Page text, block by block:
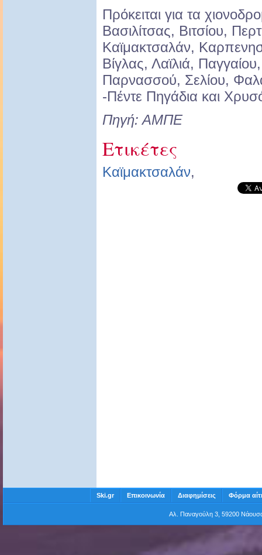
Πρόκειται για τα
Βασιλίτσας, Βιτσίου,
Καϊμακτσαλάν,
Βίγλας, Λαϊλιά,
Παρνασσού, Σελίου,
-Πέντε Πηγάδια και
Πηγή: ΑΜΠΕ
Ετικέτες
Καϊμακτσαλάν,
Ski.gr Επικοινωνία Διαφημίσεις Φόρμα
Αλ. Παναγούλη 3, 59200